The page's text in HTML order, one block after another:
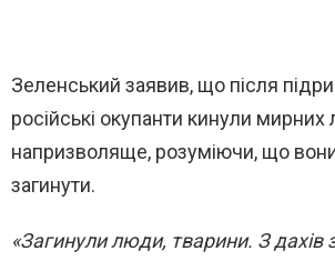
Зеленський заявив, що після
російські окупанти кинули
напризволяще, розуміючи, що
загинути.
«Загинули люди, тварини. З дахів